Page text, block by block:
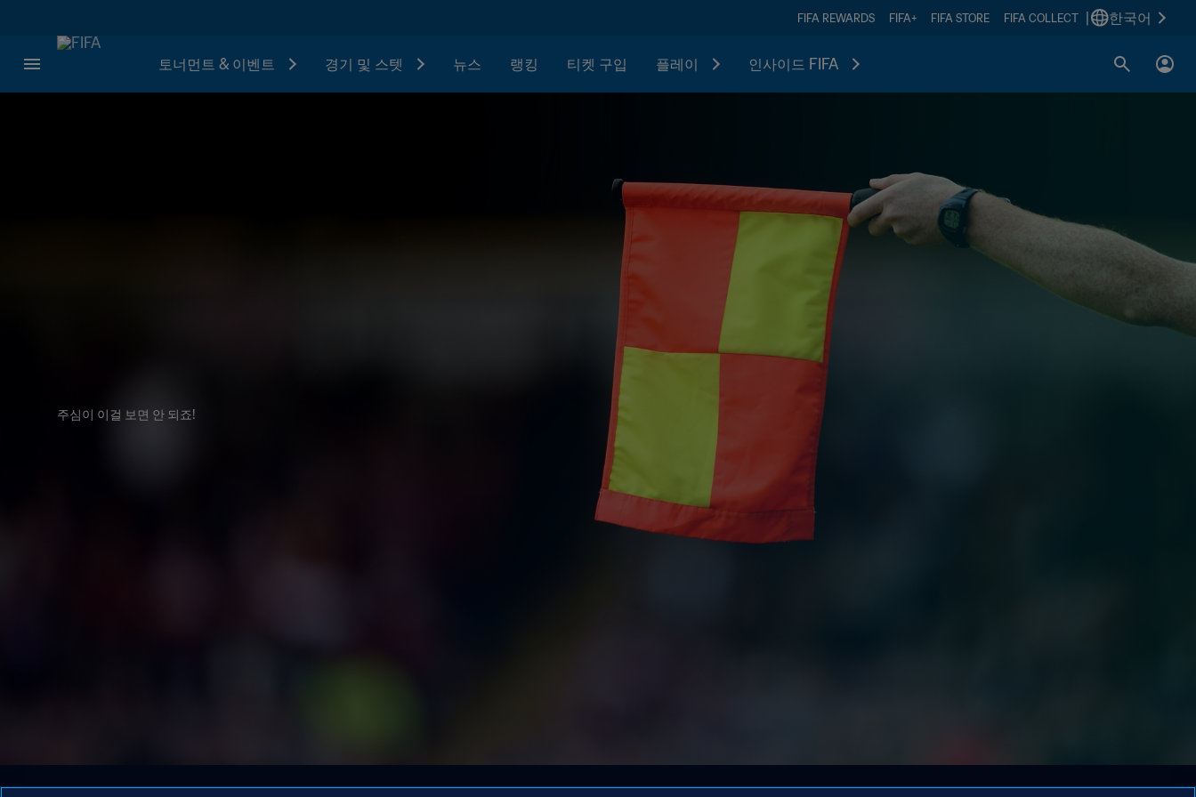
FIFA REWARDS FIFA+ FIFA STORE FIFA COLLECT 한국어
토너먼트 & 이벤트 경기 및 스텟 뉴스 랭킹 티켓 구입 플레이 인사이드 FIFA
주심이 이걸 보면 안 되죠!